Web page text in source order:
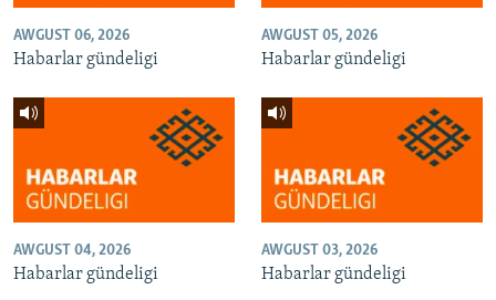
AWGUST 06, 2026
Habarlar gündeligi
AWGUST 05, 2026
Habarlar gündeligi
AWGUST 04, 2026
Habarlar gündeligi
AWGUST 03, 2026
Habarlar gündeligi